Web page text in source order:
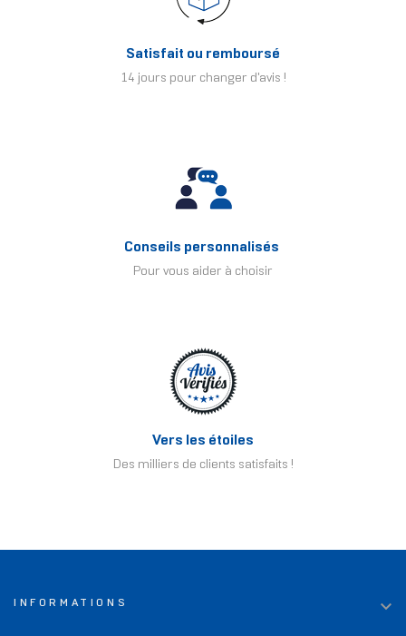
Satisfait ou remboursé
14 jours pour changer d'avis !
Conseils personnalisés
Pour vous aider à choisir
Vers les étoiles
Des milliers de clients satisfaits !
INFORMATIONS 